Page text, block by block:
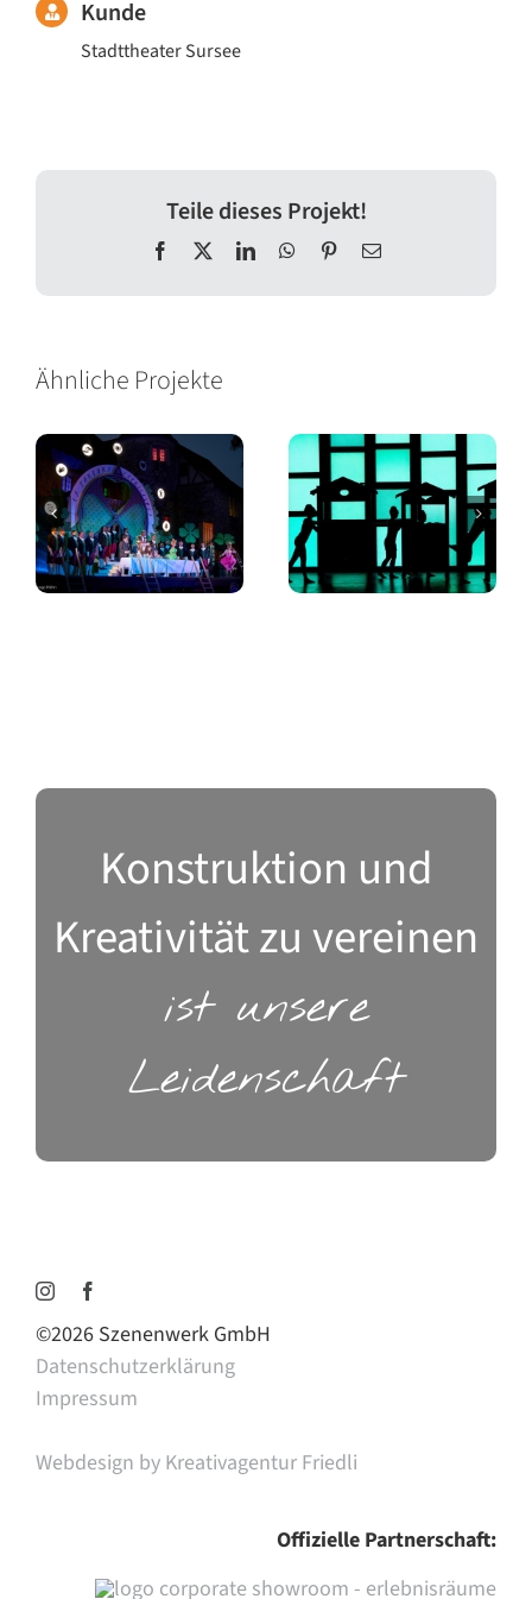
Kunde
Stadttheater Sursee
Teile dieses Projekt!
Facebook LinkedInWhatsApp
Pinterest
E-
Ähnliche Projekte
Oper Hallwyl –
La Cenerentola
Operette
Beinwil – Im
weissen Rössl
Konstruktion und
Kreativität zu vereinen
ist unsere
Leidenschaft
©2026 Szenenwerk GmbH
Datenschutzerklärung
Impressum
Webdesign by Kreativagentur Friedli
Offizielle Partnerschaft: